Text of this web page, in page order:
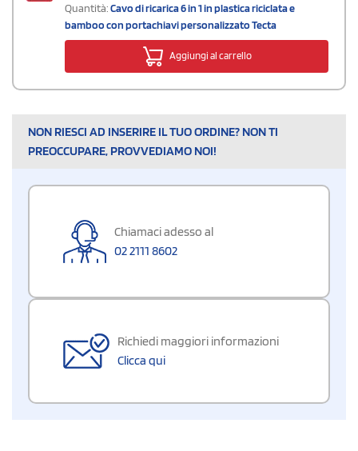
Quantità:Cavo di ricarica 6 in 1 in plastica riciclata e
bamboo con portachiavi personalizzato Tecta
Aggiungi al carrello
NON RIESCI AD INSERIRE IL TUO ORDINE? NON TI
PREOCCUPARE, PROVVEDIAMO NOI!
Chiamaci adesso al
02 2111 8602
Richiedi maggiori informazioni
Clicca qui